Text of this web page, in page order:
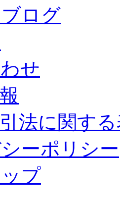
ログ
せ
法に関す
ーポリシー
プ